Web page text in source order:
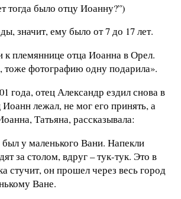
тогда было отцу Иоанну?”)
значит, ему было от 7 до 17 лет.
племяннице отца Иоанна в Орел.
тоже фотографию одну подарила».
года, отец Александр ездил снова в
лежал, не мог его принять, а
Татьяна, рассказывала:
у маленького Вани. Напекли
за столом, вдруг – тук-тук. Это в
стучит, он прошел через весь город
Ване.